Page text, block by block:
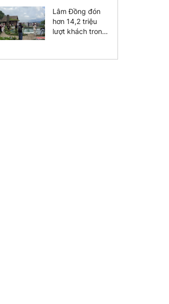
diện vào năm
2030
Lâm Đồng đón
hơn 14,2 triệu
lượt khách trong